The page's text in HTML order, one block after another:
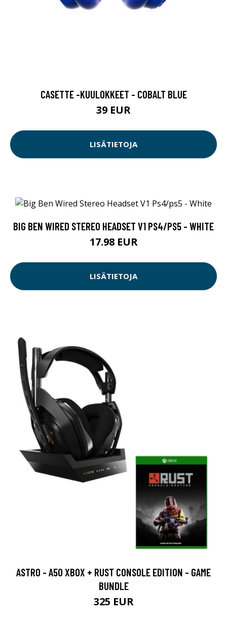
CASETTE -KUULOKKEET - COBALT BLUE
39 EUR
LISÄTIETOJA
BIG BEN WIRED STEREO HEADSET V1 PS4/PS5 - WHITE
17.98 EUR
LISÄTIETOJA
ASTRO - A50 XBOX + RUST CONSOLE EDITION - GAME
BUNDLE
325 EUR